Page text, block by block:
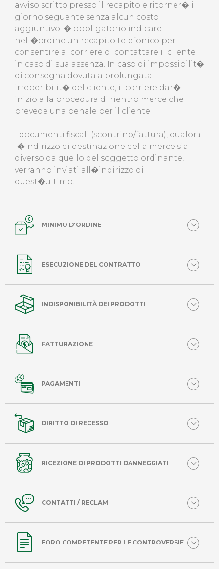
avviso scritto presso il recapito e ritorner� il
giorno seguente senza alcun costo
aggiuntivo: � obbligatorio indicare
nell�ordine un recapito telefonico per
consentire al corriere di contattare il cliente
in caso di sua assenza. In caso di impossibilit�
di consegna dovuta a prolungata
irreperibilit� del cliente, il corriere dar�
inizio alla procedura di rientro merce che
prevede una penale per il cliente.
I documenti fiscali (scontrino/fattura), qualora
l�indirizzo di destinazione della merce sia
diverso da quello del soggetto ordinante,
verranno inviati all�indirizzo di
quest�ultimo.
MINIMO D'ORDINE
ESECUZIONE DEL CONTRATTO
INDISPONIBILITÀ DEI PRODOTTI
FATTURAZIONE
PAGAMENTI
DIRITTO DI RECESSO
RICEZIONE DI PRODOTTI DANNEGGIATI
CONTATTI / RECLAMI
FORO COMPETENTE PER LE CONTROVERSIE